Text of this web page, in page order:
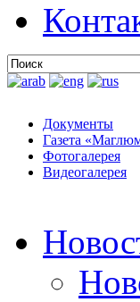
Документы
Газета
Фотогалерея
Видеогалерея